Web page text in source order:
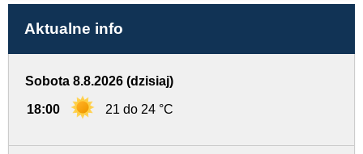
Aktualne info
Sobota 8.8.2026 (dzisiaj)
18:00 21 do 24 °C